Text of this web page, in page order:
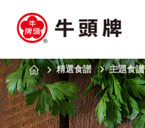
精選食譜 主題食譜